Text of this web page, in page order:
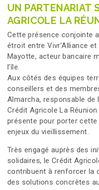
UN PARTENARIAT
AGRICOLE LA
Cette présence conjointe
étroit entre Vivr’Alliance
Mayotte, acteur bancaire
l’île.
Aux côtés des équipes
conseillers et des
Almarcha, responsable de
Crédit Agricole La
présente pour porter
enjeux du vieillissement.
Très engagé auprès des
solidaires, le Crédit
contribuent à renforcer la
des solutions concrètes